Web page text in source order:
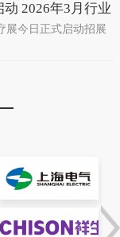
2026年3月行业
展今日正式启动招展